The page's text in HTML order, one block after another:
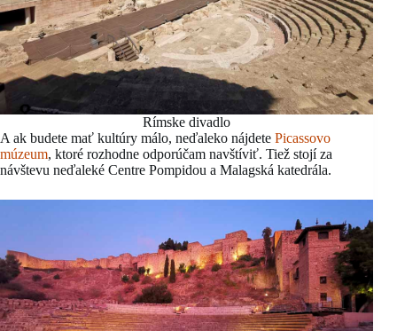
Rímske divadlo
A ak budete mať kultúry málo, neďaleko nájdete Picassovo
múzeum, ktoré rozhodne odporúčam navštíviť. Tiež stojí za
návštevu neďaleké Centre Pompidou a Malagská katedrála.